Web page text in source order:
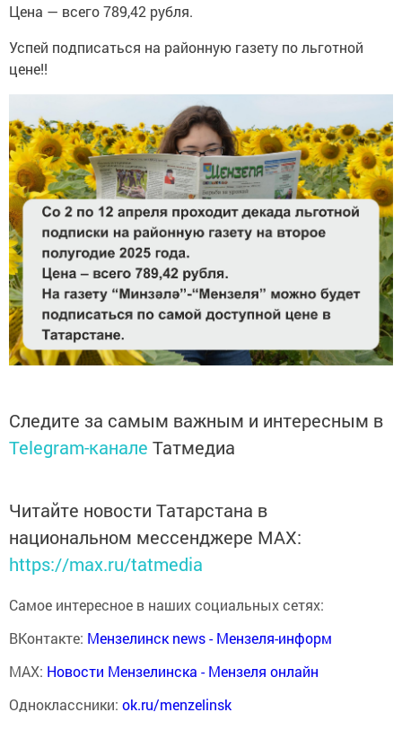
Цена — всего 789,42 рубля.
Успей подписаться на районную газету по льготной
цене!!
Следите за самым важным и интересным в
Telegram-канале Татмедиа
Читайте новости Татарстана в
национальном мессенджере MАХ:
https://max.ru/tatmedia
Самое интересное в наших социальных сетях:
ВКонтакте: Мензелинск news - Мензеля-информ
MAX: Новости Мензелинска - Мензеля онлайн
Одноклассники: ok.ru/menzelinsk